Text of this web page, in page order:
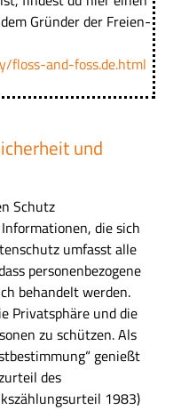
Gründer der Freien-
floss-and-foss.de.html
und
Schutz
die sich
umfasst alle
personenbezogene
behandelt werden.
Privatsphäre und die
zu schützen. Als
genießt
des
1983)